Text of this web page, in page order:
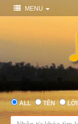
MENU
ALL TÊN LỜI